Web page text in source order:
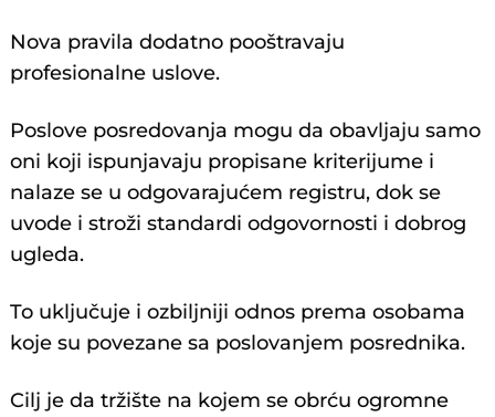
Nova pravila dodatno pooštravaju
profesionalne uslove.
Poslove posredovanja mogu da obavljaju samo
oni koji ispunjavaju propisane kriterijume i
nalaze se u odgovarajućem registru, dok se
uvode i stroži standardi odgovornosti i dobrog
ugleda.
To uključuje i ozbiljniji odnos prema osobama
koje su povezane sa poslovanjem posrednika.
Cilj je da tržište na kojem se obrću ogromne